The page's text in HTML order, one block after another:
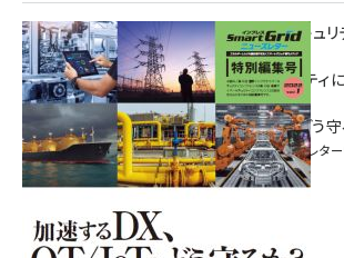
重要インフラサイバーセキュリ
特別電子版！
― 産業サイバーセキュリティ
へ！ ―
加速するDX、OT/IoTをどう守
インプレス SmartGridニューズレタ
Vol.1